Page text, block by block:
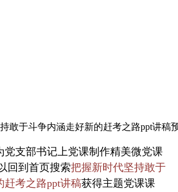
敢于斗争内涵走好新的赶考之路ppt讲稿
党支部书记上党课制作精美微党课
回到首页搜索把握新时代坚持敢于
赶考之路ppt讲稿获得主题党课课